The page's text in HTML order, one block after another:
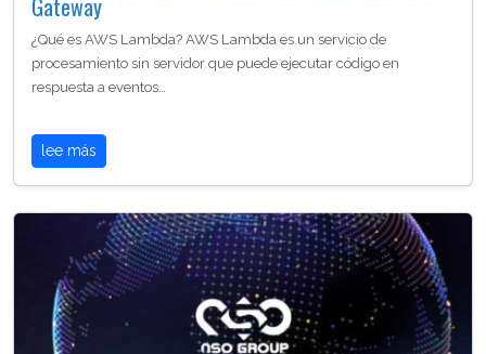
¿Qué es AWS Lambda? AWS Lambda es un servicio de
procesamiento sin servidor que puede ejecutar código en
respuesta a eventos…
lee más